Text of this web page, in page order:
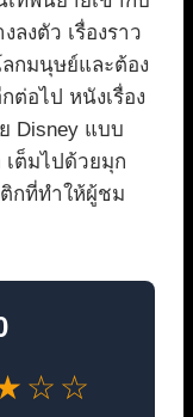
ลงตัว เรื่องราว
ลกมนุษย์และต้อง
ต่อไป หนังเรื่อง
Disney แบบ
ต็มไปด้วยมุก
กที่ทำให้ผู้ชม